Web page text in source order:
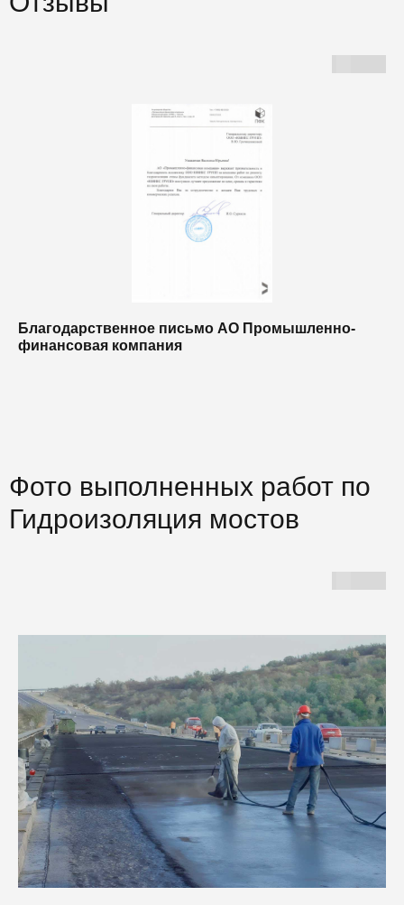
Благодарственное письмо АО Промышленно-
финансовая компания
Фото выполненных работ по
Гидроизоляция мостов